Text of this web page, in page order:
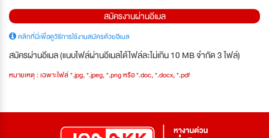
สมัครงานผ่านอีเมล
คลิกที่นี่เพื่อดูวิธีการใช้งานสมัครด้วยอีเมล
สมัครผ่านอีเมล (แนบไฟล์ผ่านอีเมลได้ไฟล์ละไม่เกิน 10 MB จำกัด 3 ไฟล์)
หมายเหตุ : เฉพาะไฟล์ *.jpg, *.jpeg, *.png หรือ *.doc, *.docx, *.pdf